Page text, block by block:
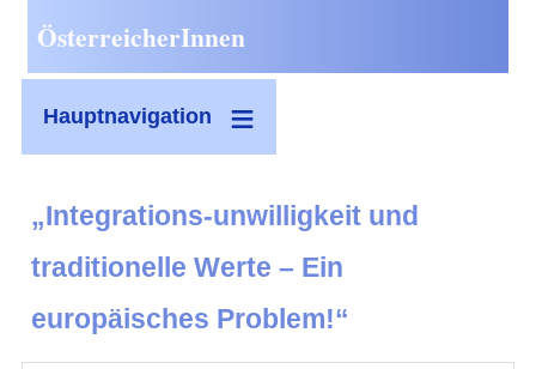
ÖsterreicherInnen
Hauptnavigation
„Integrations-unwilligkeit und
traditionelle Werte – Ein
europäisches Problem!“